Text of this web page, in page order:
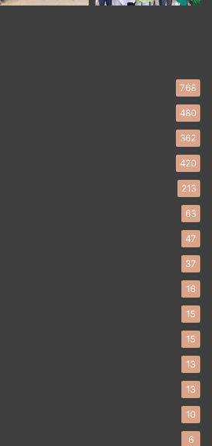
768
480
362
420
213
63
47
37
16
15
15
13
13
10
6